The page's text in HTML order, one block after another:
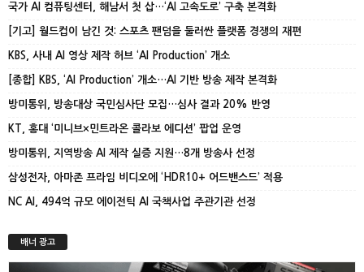
국가 AI 컴퓨팅센터, 해남서 첫 삽…‘AI 고속도로’ 구축 본격화
[기고] 월드컵이 남긴 것: 스포츠 팬덤을 둘러싼 플랫폼 경쟁의 재편
KBS, 사내 AI 영상 제작 허브 ‘AI Production’ 개소
[종합] KBS, ‘AI Production’ 개소…AI 기반 방송 제작 본격화
방미통위, 방송대상 국민심사단 모집…심사 결과 20% 반영
KT, 홍대 ‘미니브×민트라온 콜라보 에디션’ 팝업 운영
방미통위, 지역방송 AI 제작 실증 지원…8개 방송사 선정
삼성전자, 아마존 프라임 비디오에 ‘HDR10+ 어드밴스드’ 적용
NC AI, 494억 규모 에이전틱 AI 국책사업 주관기관 선정
배너 광고